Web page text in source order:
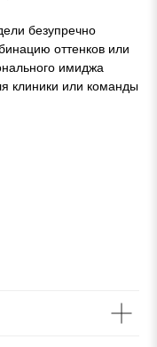
безупречно
оттенков или
имиджа
клиники или команды